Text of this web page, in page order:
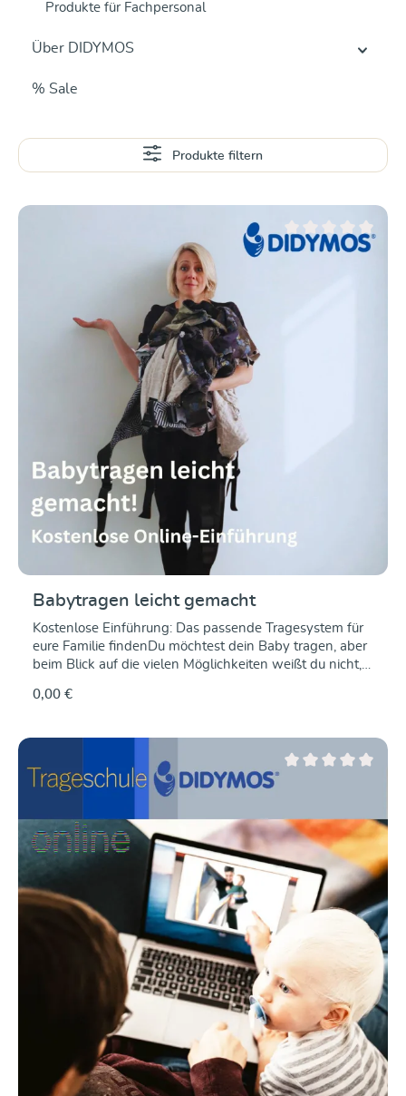
Produkte für Fachpersonal
Über DIDYMOS
% Sale
Produkte filtern
Durchschnittliche
Babytragen leicht gemacht
Kostenlose Einführung: Das passende Tragesystem für
eure Familie findenDu möchtest dein Baby tragen, aber
beim Blick auf die vielen Möglichkeiten weißt du nicht,
– und dann gibt es auch noch unterschiedliche
Bedürfnisse. Kein Wunder, dass viele werdende Eltern
und Familien mit Neugeborenen zunächst den
Überblick verlieren.In dieser kostenlosen Online-
Einführung zeigen wir dir die verschiedenen
verständlich, worin sie sich unterscheiden. Du erhältst
einen ersten Überblick und kannst anschließend besser
einschätzen, welches Tragesystem zu euch und eurem
Alltag passen könnte. Wann? Mittwoch, 26. August
2026, 10 Uhr Wo? Online über Zoom Wer? Werdende
Eltern und junge Familien mit BabyDauer des Kurses:
ca. 1 StundeReferentin: Miriam von Witzleben,
TrageberaterinWas dich erwartetDie Unterschiede
zwischen verschiedenen Tragesystemen vom Tragetuch
bis zur Vollschnallentrage.Außerdem haben wir Tipps
und Infos für euch zum sicheren und ergonomischen
Tragen eures Babys.Wichtig zu wissenDiese Einführung
ersetzt keine individuelle Trageberatung und hat diesen
Anspruch auch nicht. Sie soll dir helfen, die
verschiedenen Tragesysteme zu verstehen und
0,00 €